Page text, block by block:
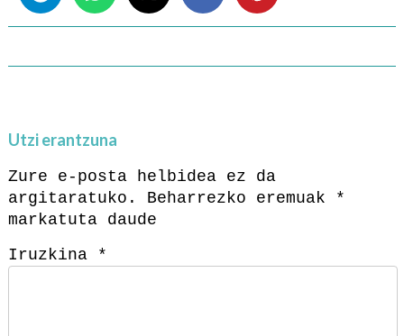
Utzi erantzuna
Zure e-posta helbidea ez da
argitaratuko.
Beharrezko eremuak
*
markatuta daude
Iruzkina
*